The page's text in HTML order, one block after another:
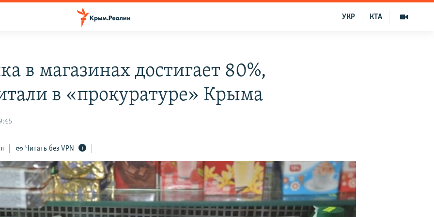
КТА
УКР
в магазинах достигает 80%,
в «прокуратуре» Крыма
Читать без VPN